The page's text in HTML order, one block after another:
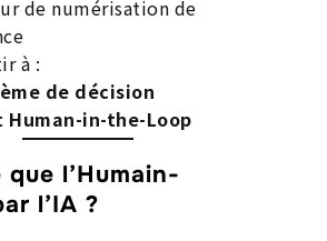
de numérisation de
à :
de décision
in-the-Loop
que l’Humain-
l’IA ?